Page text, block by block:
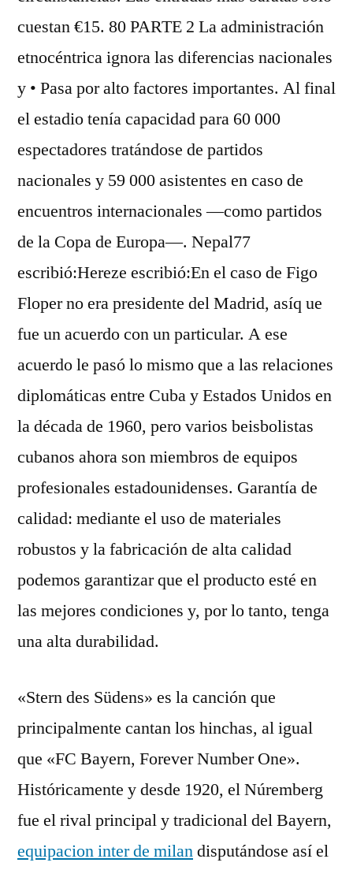
cuestan €15. 80 PARTE 2 La administración
etnocéntrica ignora las diferencias nacionales
y • Pasa por alto factores importantes. Al final
el estadio tenía capacidad para 60 000
espectadores tratándose de partidos
nacionales y 59 000 asistentes en caso de
encuentros internacionales —como partidos
de la Copa de Europa—. Nepal77
escribió:Hereze escribió:En el caso de Figo
Floper no era presidente del Madrid, asíq ue
fue un acuerdo con un particular. A ese
acuerdo le pasó lo mismo que a las relaciones
diplomáticas entre Cuba y Estados Unidos en
la década de 1960, pero varios beisbolistas
cubanos ahora son miembros de equipos
profesionales estadounidenses. Garantía de
calidad: mediante el uso de materiales
robustos y la fabricación de alta calidad
podemos garantizar que el producto esté en
las mejores condiciones y, por lo tanto, tenga
una alta durabilidad.
«Stern des Südens» es la canción que
principalmente cantan los hinchas, al igual
que «FC Bayern, Forever Number One».
Históricamente y desde 1920, el Núremberg
fue el rival principal y tradicional del Bayern,
equipacion inter de milandisputándose así el